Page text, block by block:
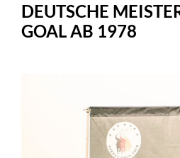
DEUTSCHE
GOAL AB 1978